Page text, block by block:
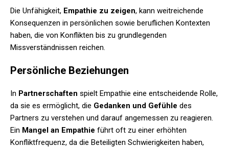
Die Unfähigkeit, Empathie zu zeigen, kann weitreichende
Konsequenzen in persönlichen sowie beruflichen Kontexten
haben, die von Konflikten bis zu grundlegenden
Missverständnissen reichen.
Persönliche Beziehungen
In Partnerschaften spielt Empathie eine entscheidende Rolle,
da sie es ermöglicht, die Gedanken und Gefühle des
Partners zu verstehen und darauf angemessen zu reagieren.
Ein Mangel an Empathie führt oft zu einer erhöhten
Konfliktfrequenz, da die Beteiligten Schwierigkeiten haben,